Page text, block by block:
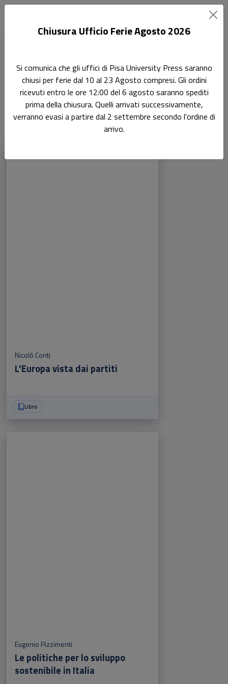
Pisa University Press: Scienza
politica
Nicolò Conti
L'Europa vista dai partiti
Libro
Eugenio Pizzimenti
Le politiche per lo sviluppo
sostenibile in Italia
Chiusura Ufficio Ferie Agosto 2026
Si comunica che gli uffici di Pisa University Press saranno
chiusi per ferie dal 10 al 23 Agosto compresi. Gli ordini
ricevuti entro le ore 12:00 del 6 agosto saranno spediti
prima della chiusura. Quelli arrivati successivamente,
verranno evasi a partire dal 2 settembre secondo l'ordine di
arrivo.